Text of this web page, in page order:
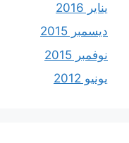
يناير 2016
ديسمبر 2015
نوفمبر 2015
يونيو 2012